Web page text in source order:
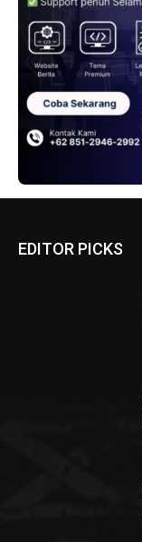
EDITOR PICKS